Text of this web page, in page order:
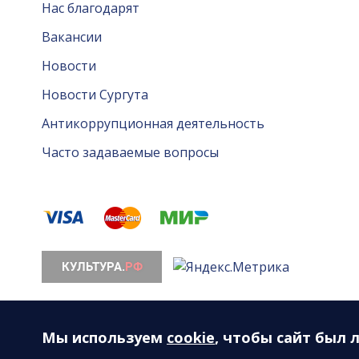
Нас благодарят
Вакансии
Новости
Новости Сургута
Антикоррупционная деятельность
Часто задаваемые вопросы
628408, ХМАО-Югра, Тюменская область, г.
Мы используем cookie, чтобы сайт был